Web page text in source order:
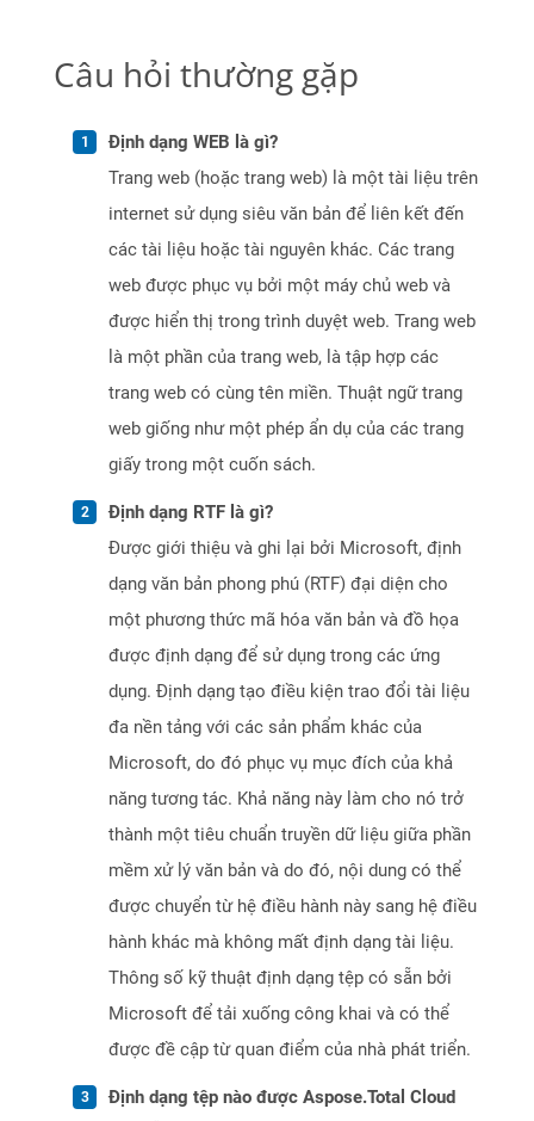
Câu hỏi thường gặp
Định dạng WEB là gì?
Trang web (hoặc trang web) là một tài liệu trên
internet sử dụng siêu văn bản để liên kết đến
các tài liệu hoặc tài nguyên khác. Các trang
web được phục vụ bởi một máy chủ web và
được hiển thị trong trình duyệt web. Trang web
là một phần của trang web, là tập hợp các
trang web có cùng tên miền. Thuật ngữ trang
web giống như một phép ẩn dụ của các trang
giấy trong một cuốn sách.
Định dạng RTF là gì?
Được giới thiệu và ghi lại bởi Microsoft, định
dạng văn bản phong phú (RTF) đại diện cho
một phương thức mã hóa văn bản và đồ họa
được định dạng để sử dụng trong các ứng
dụng. Định dạng tạo điều kiện trao đổi tài liệu
đa nền tảng với các sản phẩm khác của
Microsoft, do đó phục vụ mục đích của khả
năng tương tác. Khả năng này làm cho nó trở
thành một tiêu chuẩn truyền dữ liệu giữa phần
mềm xử lý văn bản và do đó, nội dung có thể
được chuyển từ hệ điều hành này sang hệ điều
hành khác mà không mất định dạng tài liệu.
Thông số kỹ thuật định dạng tệp có sẵn bởi
Microsoft để tải xuống công khai và có thể
được đề cập từ quan điểm của nhà phát triển.
Định dạng tệp nào được Aspose.Total Cloud